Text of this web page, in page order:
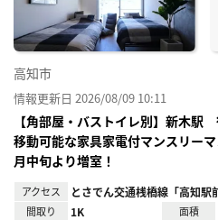
高知市
情報更新日 2026/08/09 10:11
【角部屋・バストイレ別】新木
移動可能な家具家電付マンスリー
月中旬より増室！
アクセス とさでん交通桟橋線「高知駅
間取り 1K 面積